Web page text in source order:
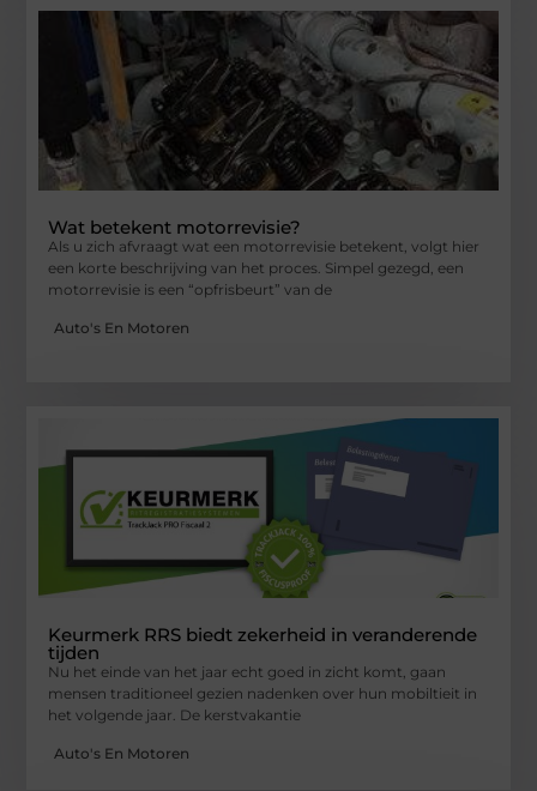
Wat betekent motorrevisie?
Als u zich afvraagt wat een motorrevisie betekent, volgt hier
een korte beschrijving van het proces. Simpel gezegd, een
motorrevisie is een “opfrisbeurt” van de
Auto's En Motoren
Keurmerk RRS biedt zekerheid in veranderende
tijden
Nu het einde van het jaar echt goed in zicht komt, gaan
mensen traditioneel gezien nadenken over hun mobiltieit in
het volgende jaar. De kerstvakantie
Auto's En Motoren